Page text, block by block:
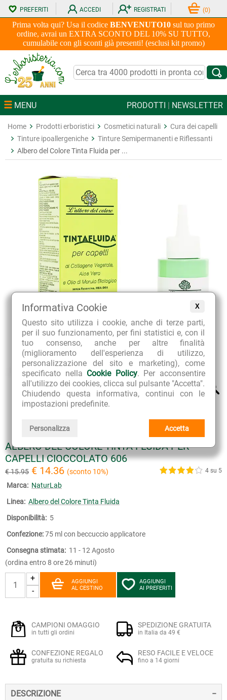
X
Informativa Cookie
Questo sito utilizza i cookie, anche di terze parti,
per il suo funzionamento, per fini statistici e, con il
tuo consenso, anche per altre finalità
(miglioramento dell'esperienza di utilizzo,
personalizzazione del sito e marketing), come
specificato nella Cookie Policy. Per acconsentire
all'utilizzo dei cookies, clicca sul pulsante "Accetta".
Chiudendo questa informativa, continui con le
impostazioni predefinite.
Personalizza Accetta
Prima volta qui? Usa il codice BENVENUTO10 sul tuo primo
ordine, avrai un EXTRA SCONTO DEL 10% SU TUTTO,
cumulabile con gli sconti già presenti! (esclusi kit promo)
PREFERITI ACCEDI REGISTRATI (0)
MENU PRODOTTI | NEWSLETTER
Home Prodotti erboristici Cosmetici naturali
Cura dei capelli
Tinture ipoallergeniche
Tinture Semipermanenti e Riflessanti
Albero del Colore Tinta Fluida per ...
ALBERO DEL COLORE TINTA FLUIDA PER
CAPELLI CIOCCOLATO 606
€ 15.95 € 14.36 (sconto 10%) 4 su 5
Marca: NaturLab
Linea: Albero del Colore Tinta Fluida
Disponibilità: 5
Confezione:75 ml con beccuccio applicatore
Consegna stimata: 11 - 12 Agosto
(ordina entro 8 ore 26 minuti)
+
-
AGGIUNGI
AL CESTINO
AGGIUNGI
AI PREFERITI
CAMPIONI OMAGGIO
in tutti gli ordini
SPEDIZIONE GRATUITA
in Italia da 49 €
CONFEZIONE REGALO
gratuita su richiesta
RESO FACILE E VELOCE
fino a 14 giorni
DESCRIZIONE